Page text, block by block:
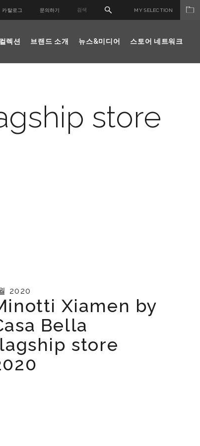
카탈로그 문의하기 MY SELECTION
컬렉션 브랜드 소개 뉴스&미디어 스토어 네트워크
store
2020
Xiamen by
Bella
store